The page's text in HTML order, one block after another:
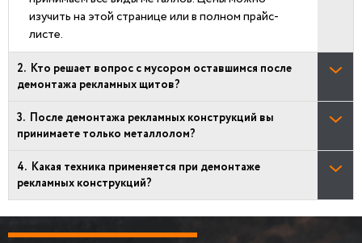
изучить на этой странице или в полном прайс-
листе.
Кто решает вопрос с мусором оставшимся после
демонтажа рекламных щитов?
После демонтажа рекламных конструкций вы
принимаете только металлолом?
Какая техника применяется при демонтаже
рекламных конструкций?